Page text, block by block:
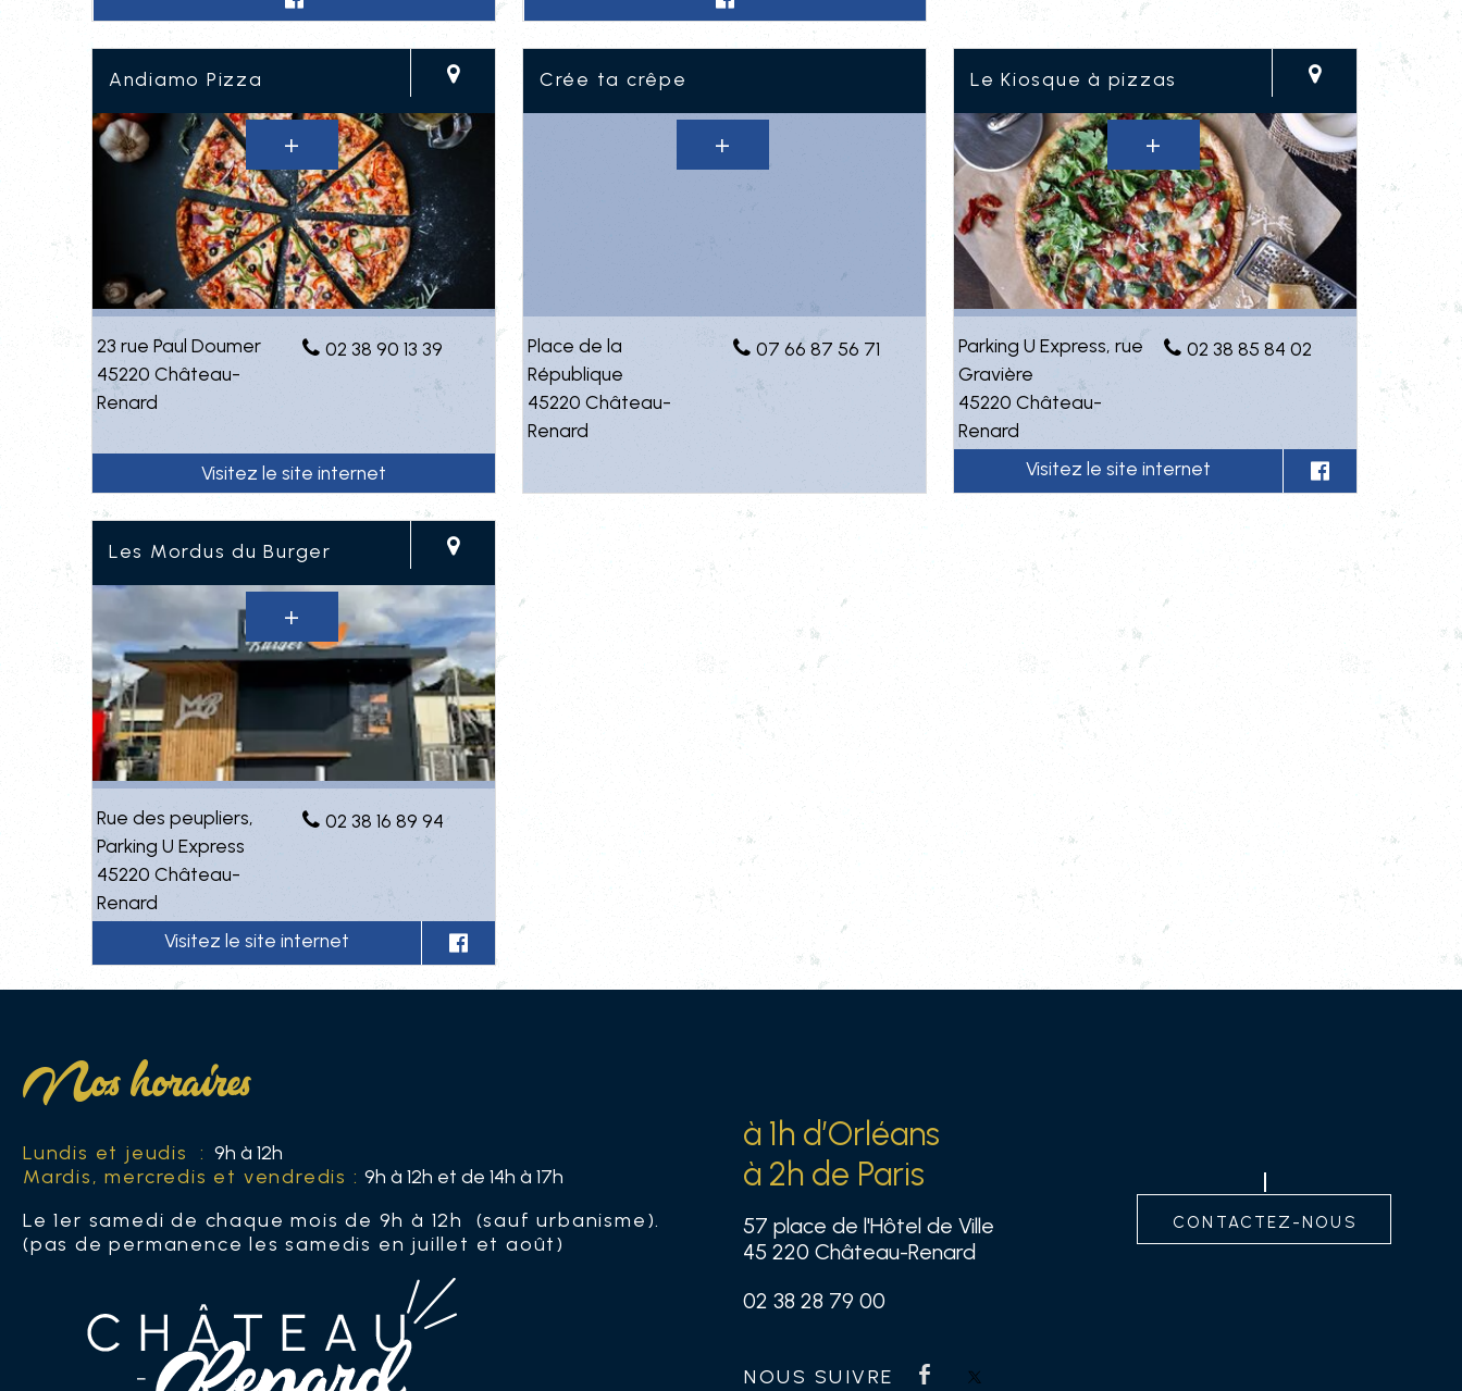
Andiamo Pizza
23 rue Paul Doumer
45220 Château-
Renard
02 38 90 13 39
Crée ta crêpe
Place de la
République
45220 Château-
Renard
07 66 87 56 71
Le Kiosque à pizzas
Parking U Express, rue
Gravière
45220 Château-
Renard
02 38 85 84 02
Les Mordus du Burger
Rue des peupliers,
Parking U Express
45220 Château-
Renard
02 38 16 89 94
Nos horaires
Lundis et jeudis : 9h à 12h
Mardis, mercredis et vendredis :9h à 12h et de 14h à 17h
Le 1er samedi de chaque mois de 9h à 12h (sauf urbanisme).
(pas de permanence les samedis en juillet et août)
à 1h d’Orléans
à 2h de Paris
57 place de l'Hôtel de Ville
45 220 Château-Renard
02 38 28 79 00
contactez-nous